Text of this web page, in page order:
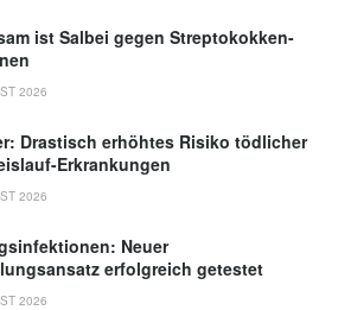
ist Salbei gegen Streptokokken-
2026
Drastisch erhöhtes Risiko tödlicher
Erkrankungen
2026
Neuer
erfolgreich getestet
2026